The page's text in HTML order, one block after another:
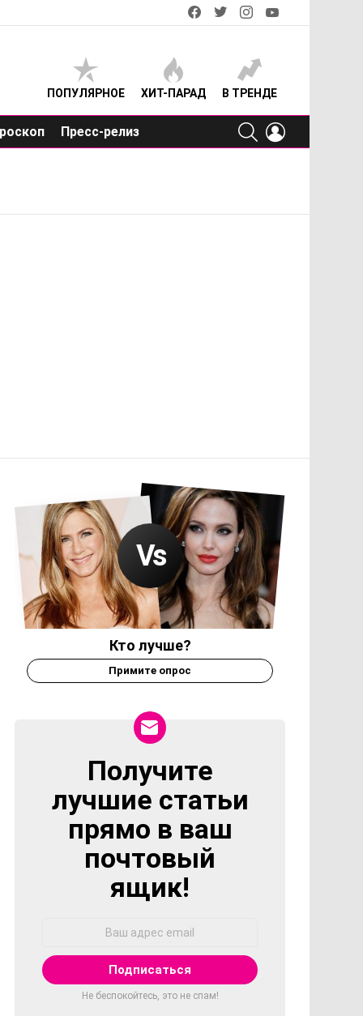
facebooktwitterinstagram
ПОПУЛЯРНОЕ ХИТ-ПАРАД В ТРЕНДЕ
Пресс-релиз
SEARCH
Кто лучше?
Примите опрос
NEWSLETTER
Получите
лучшие статьи
прямо в ваш
почтовый
ящик!
Не беспокойтесь, это не спам!